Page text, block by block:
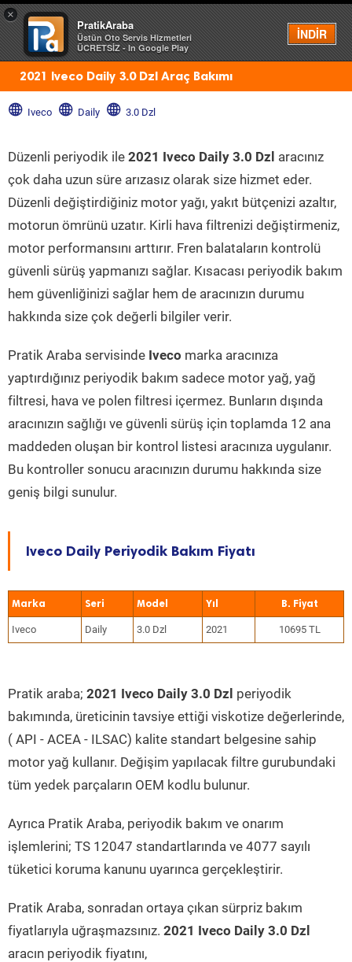
×
PratikAraba
Üstün Oto Servis Hizmetleri
ÜCRETSİZ - In Google Play
İNDİR
Menü
2021 Iveco Daily 3.0 Dzl Araç Bakımı
Iveco Daily 3.0 Dzl
Düzenli periyodik ile 2021 Iveco Daily 3.0 Dzl aracınız
çok daha uzun süre arızasız olarak size hizmet eder.
Düzenli değiştirdiğiniz motor yağı, yakıt bütçenizi azaltır,
motorun ömrünü uzatır. Kirli hava filtrenizi değiştirmeniz,
motor performansını arttırır. Fren balataların kontrolü
güvenli sürüş yapmanızı sağlar. Kısacası periyodik bakım
hem güvenliğinizi sağlar hem de aracınızın durumu
hakkında size çok değerli bilgiler verir.
Pratik Araba servisinde Iveco marka aracınıza
yaptırdığınız periyodik bakım sadece motor yağ, yağ
filtresi, hava ve polen filtresi içermez. Bunların dışında
aracınızın sağlığı ve güvenli sürüş için toplamda 12 ana
maddeden oluşan bir kontrol listesi aracınıza uygulanır.
Bu kontroller sonucu aracınızın durumu hakkında size
geniş bilgi sunulur.
Iveco Daily Periyodik Bakım Fiyatı
Marka Seri Model Yıl
Iveco Daily 3.0 Dzl 2021 10695 TL
Pratik araba; 2021 Iveco Daily 3.0 Dzl periyodik
bakımında, üreticinin tavsiye ettiği viskotize değerlerinde,
( API - ACEA - ILSAC) kalite standart belgesine sahip
motor yağ kullanır. Değişim yapılacak filtre gurubundaki
tüm yedek parçaların OEM kodlu bulunur.
Ayrıca Pratik Araba, periyodik bakım ve onarım
işlemlerini; TS 12047 standartlarında ve 4077 sayılı
tüketici koruma kanunu uyarınca gerçekleştirir.
Pratik Araba, sonradan ortaya çıkan sürpriz bakım
fiyatlarıyla uğraşmazsınız. 2021 Iveco Daily 3.0 Dzl
aracın periyodik fiyatını,